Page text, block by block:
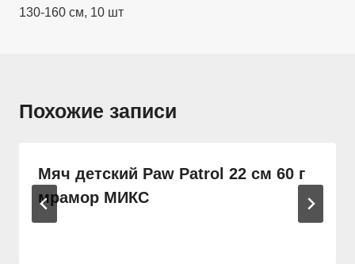
130-160 см, 10 шт
Похожие записи
Мяч детский Paw Patrol 22 см 60 г
мрамор МИКС